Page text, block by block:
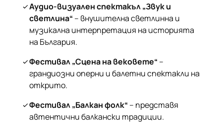
Аудио-визуален спектакъл „Звук и
светлина“ – внушителна светлинна и
музикална интерпретация на историята
на България.
Фестивал „Сцена на вековете“ –
грандиозни оперни и балетни спектакли на
открито.
Фестивал „Балкан фолк“ – представя
автентични балкански традиции.